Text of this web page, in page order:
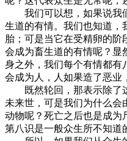
我们可以想，如果说我们
生道的有情。我们也知道，
胎；可是当它在受精卵的
会成为畜生道的有情呢？显
身之外，我们每个有情都有
会成为人，人如果造了恶业
既然轮回，那表示除了这
未来世，可是我们为什么会
动物呢？死亡之后也是成为
第八识是一般众生所不知道